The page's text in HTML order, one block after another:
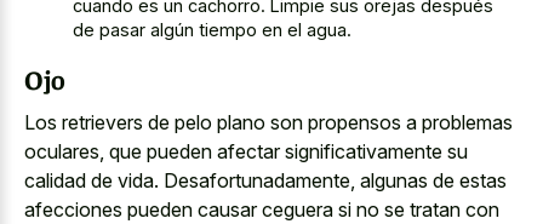
cuando es un cachorro. Limpie sus orejas después
de pasar algún tiempo en el agua.
Ojo
Los retrievers de pelo plano son propensos a problemas
oculares, que pueden afectar significativamente su
calidad de vida. Desafortunadamente, algunas de estas
afecciones pueden causar ceguera si no se tratan con